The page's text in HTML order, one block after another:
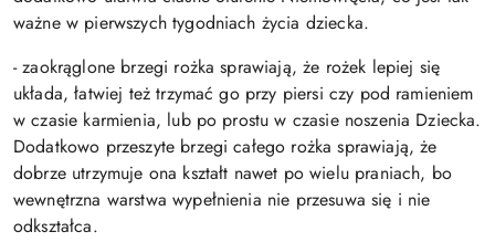
ważne w pierwszych tygodniach życia dziecka.
- zaokrąglone brzegi rożka sprawiają, że rożek lepiej się
układa, łatwiej też trzymać go przy piersi czy pod ramieniem
w czasie karmienia, lub po prostu w czasie noszenia Dziecka.
Dodatkowo przeszyte brzegi całego rożka sprawiają, że
dobrze utrzymuje ona kształt nawet po wielu praniach, bo
wewnętrzna warstwa wypełnienia nie przesuwa się i nie
odkształca.